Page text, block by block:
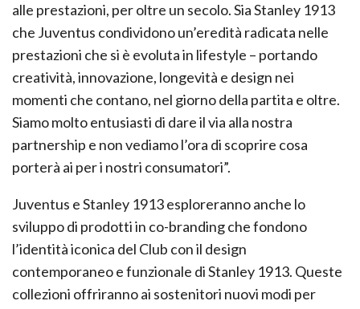
alle prestazioni, per oltre un secolo. Sia Stanley 1913
che Juventus condividono un’eredità radicata nelle
prestazioni che si è evoluta in lifestyle – portando
creatività, innovazione, longevità e design nei
momenti che contano, nel giorno della partita e oltre.
Siamo molto entusiasti di dare il via alla nostra
partnership e non vediamo l’ora di scoprire cosa
porterà ai per i nostri consumatori”.
Juventus e Stanley 1913 esploreranno anche lo
sviluppo di prodotti in co-branding che fondono
l’identità iconica del Club con il design
contemporaneo e funzionale di Stanley 1913. Queste
collezioni offriranno ai sostenitori nuovi modi per